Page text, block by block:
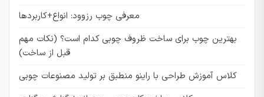
معرفی چوب رزوود: انواع+کاربردها
بهترین چوب برای ساخت ظروف چوبی کدام است؟ (نکات مهم
قبل از ساخت)
کلاس آموزش طراحی با راینو منطبق بر تولید مصنوعات چوبی